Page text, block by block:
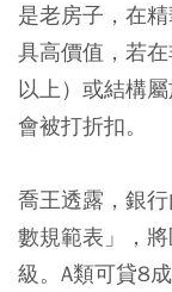
是老房子，在
具高價值，若
以上）或結構
會被打折扣。
喬王透露，銀
數規範表」，
級。A類可貸8